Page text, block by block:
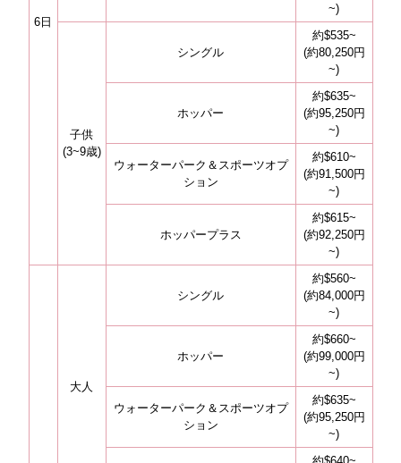
6日
~)
子供
(3~9歳)
シングル
約$535~
(約80,250円
~)
ホッパー
約$635~
(約95,250円
~)
ウォーターパーク＆スポーツオプ
ション
約$610~
(約91,500円
~)
ホッパープラス
約$615~
(約92,250円
~)
大人
シングル
約$560~
(約84,000円
~)
ホッパー
約$660~
(約99,000円
~)
ウォーターパーク＆スポーツオプ
ション
約$635~
(約95,250円
~)